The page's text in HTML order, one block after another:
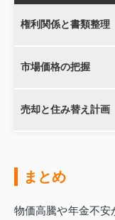
権利関係と書類整理
市場価格の把握
売却と住み替え計画
まとめ
物価高騰や年金不安